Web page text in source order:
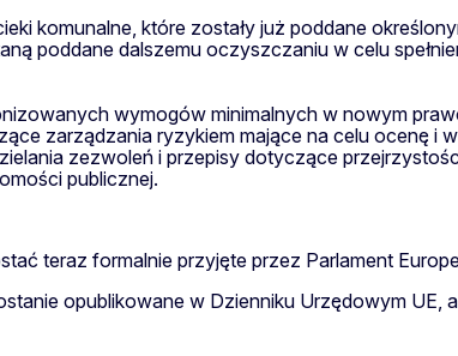
komunalne, które zostały już poddane
poddane dalszemu oczyszczaniu w celu
wymogów minimalnych w nowym
zarządzania ryzykiem mające na celu ocenę
zezwoleń i przepisy dotyczące
publicznej.
teraz formalnie przyjęte przez Parlament
opublikowane w Dzienniku Urzędowym UE,